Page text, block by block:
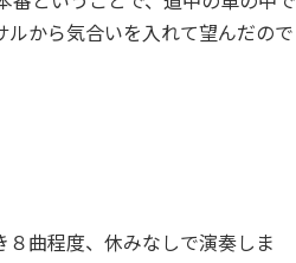
ルから気合いを入れて望んだので
曲程度、休みなしで演奏しま